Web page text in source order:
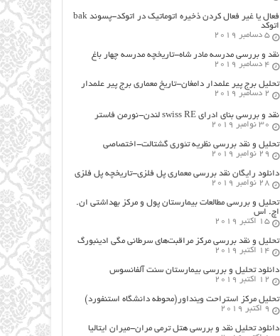
فعال یا غیر فعال کردن ذخیره اتوماتیک در اتوکد-پسوند bak
اتوکد
5 دسامبر 2019
نقد و بررسی مدرسه مادر شاه-تاریخچه مدرسه چهار باغ
4 دسامبر 2019
تحلیل برج پیر علمدار دامغان-تاریخ معماری برج پیر علمدار
2 دسامبر 2019
نقد و بررسی بنای ادرای swiss RE لندن-نورمن فاستر
30 نوامبر 2019
تحلیل و نقد بررسی نظریه تئوری گشتالت-اختصاصی
29 نوامبر 2019
دانلود رایگان نقد بررسی معماری پل فلزی-تاریخچه پل فلزی
28 نوامبر 2019
تحلیل و بررسی مطالعات بیمارستان پول و مرکز بهداشتی ان.
اچ. اس
15 اکتبر 2019
تحلیل و نقد بررسی مرکز مراقبت‌های سرطانی مگی ادینبورگ
14 اکتبر 2019
دانلود تحلیل و بررسی بیمارستان سنت آلفانسوس
12 اکتبر 2019
تحلیل مرکز استراحت وینداور(محوطه دانشگاه استنفورد)
9 اکتبر 2019
دانلود تحلیل نقد و بررسی هتل ترمی مران-میران ایتالیا